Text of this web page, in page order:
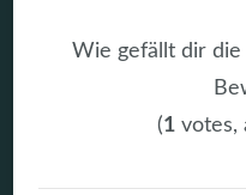
Wie gefällt dir
(1 votes,